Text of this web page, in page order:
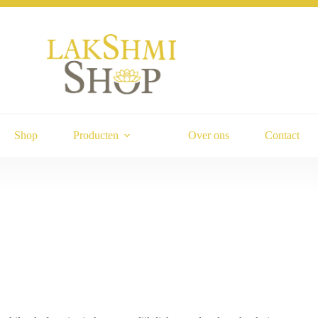
Shop Producten Over ons Contact